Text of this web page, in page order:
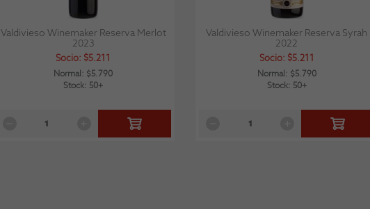
Valdivieso Winemaker Reserva Merlot
2023
Socio: $5.211
Normal: $5.790
Stock: 50+
Valdivieso Winemaker Reserva Syrah
2022
Socio: $5.211
Normal: $5.790
Stock: 50+